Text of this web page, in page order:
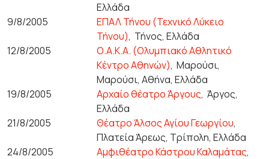
Ελλάδα
9/8/2005
ΕΠΑΛ Τήνου (Τεχνικό Λύκειο
Τήνου), Τήνος, Ελλάδα
12/8/2005
Ο.Α.Κ.Α. (Ολυμπιακό Αθλητικό
Κέντρο Αθηνών),Μαρούσι,
Μαρούσι, Αθήνα, Ελλάδα
19/8/2005
Αρχαίο θέατρο Άργους,Άργος,
Ελλάδα
21/8/2005
Θέατρο Άλσος Αγίου Γεωργίου,
Πλατεία Άρεως, Τρίπολη, Ελλάδα
24/8/2005
Αμφιθέατρο Κάστρου Καλαμάτας,